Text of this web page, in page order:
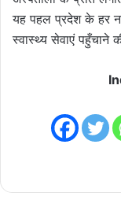
यह पहल प्रदेश के हर
स्वास्थ्य सेवाएं पहुँचाने